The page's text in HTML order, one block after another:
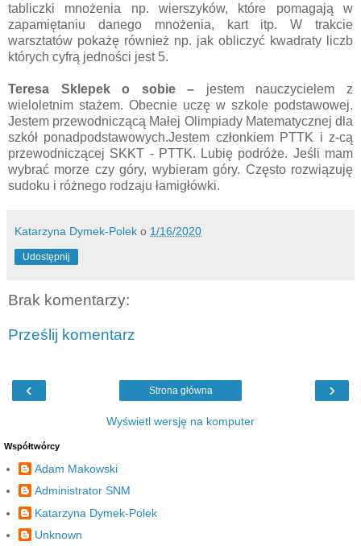
tabliczki mnożenia np. wierszyków, które pomagają w
zapamiętaniu danego mnożenia, kart itp. W trakcie
warsztatów pokażę również np. jak obliczyć kwadraty liczb
których cyfrą jedności jest 5.
Teresa Sklepek o sobie – jestem nauczycielem z
wieloletnim stażem. Obecnie uczę w szkole podstawowej.
Jestem przewodniczącą Małej Olimpiady Matematycznej dla
szkół ponadpodstawowych.Jestem członkiem PTTK i z-cą
przewodniczącej SKKT - PTTK. Lubię podróże. Jeśli mam
wybrać morze czy góry, wybieram góry. Często rozwiązuję
sudoku i różnego rodzaju łamigłówki.
Katarzyna Dymek-Polek o 1/16/2020
Udostępnij
Brak komentarzy:
Prześlij komentarz
‹ ›
Strona główna
Wyświetl wersję na komputer
Współtwórcy
Adam Makowski
Administrator SNM
Katarzyna Dymek-Polek
Unknown